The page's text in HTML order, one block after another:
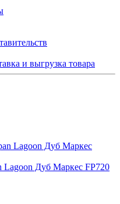
и выгрузка товара
Lagoon Дуб Маркес FP720